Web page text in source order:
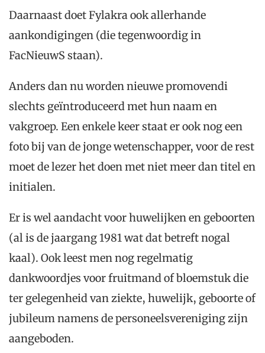
Daarnaast doet Fylakra ook allerhande
aankondigingen (die tegenwoordig in
FacNieuwS staan).
Anders dan nu worden nieuwe promovendi
slechts geïntroduceerd met hun naam en
vakgroep. Een enkele keer staat er ook nog een
foto bij van de jonge wetenschapper, voor de rest
moet de lezer het doen met niet meer dan titel en
initialen.
Er is wel aandacht voor huwelijken en geboorten
(al is de jaargang 1981 wat dat betreft nogal
kaal). Ook leest men nog regelmatig
dankwoordjes voor fruitmand of bloemstuk die
ter gelegenheid van ziekte, huwelijk, geboorte of
jubileum namens de personeelsvereniging zijn
aangeboden.